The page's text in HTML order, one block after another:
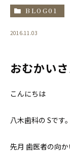
BLOG01
2016.11.03
おむかい
こんにちは
八木歯科の Sです。
先月 歯医者の向